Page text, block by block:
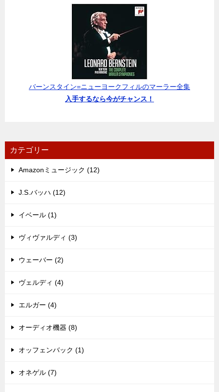
バーンスタイン=ニューヨークフィルのマーラー全集
入手するなら今がチャンス！
カテゴリー
Amazonミュージック (12)
J.S.バッハ (12)
イベール (1)
ヴィヴァルディ (3)
ウェーバー (2)
ヴェルディ (4)
エルガー (4)
オーディオ機器 (8)
オッフェンバック (1)
オネゲル (7)